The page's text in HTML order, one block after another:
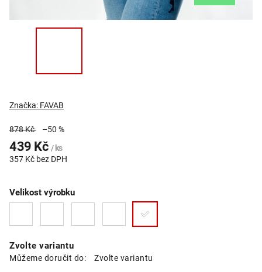
Značka: FAVAB
878 Kč –50 %
439 Kč / ks
357 Kč bez DPH
Zvolte variantu
Můžeme doručit do: Zvolte variantu
Velikost výrobku